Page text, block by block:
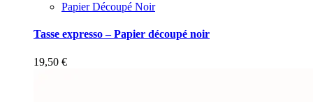
Papier Découpé Noir
Tasse expresso – Papier découpé noir
19,50 €